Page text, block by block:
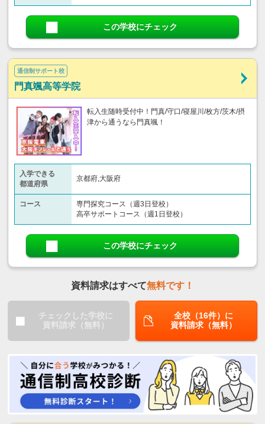
この学校にチェック
通信制サポート校
門真颯高等学院
転入生随時受付中！門真/守口/寝屋川/枚方/茨木/摂
津から通うなら門真颯！
入学できる
都道府県
京都府,大阪府
コース
専門探究コース（週3日登校）
高卒サポートコース（週1日登校）
この学校にチェック
資料請求はすべて無料です！
チェックした学校に
資料請求（無料）
全校（16件）に
資料請求（無料）